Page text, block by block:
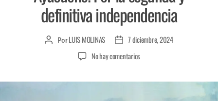
definitiva independencia
PorLUIS MOLINAS
7 diciembre, 2024
No hay comentarios